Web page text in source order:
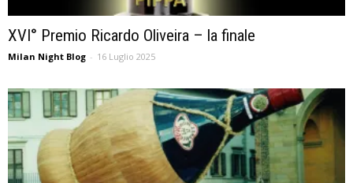
XVI° Premio Ricardo Oliveira – la finale
Milan Night Blog - 16 Luglio 2025